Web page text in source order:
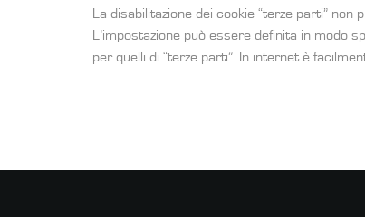
La disabilitazione dei cookie “terze parti” non
L’impostazione può essere definita in modo
per quelli di “terze parti”. In internet è